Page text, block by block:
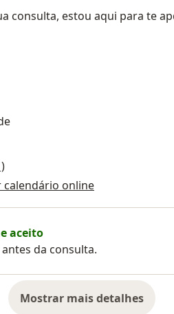
consulta, estou aqui para te
calendário online
aceito
da consulta.
Mostrar mais detalhes
sobre a